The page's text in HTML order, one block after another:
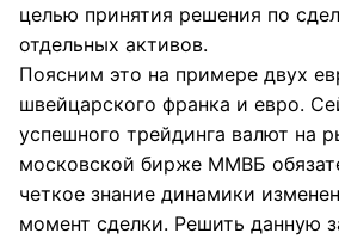
целью принятия решения по
отдельных активов.
Поясним это на примере двух
швейцарского франка и евро.
успешного трейдинга валют на
московской бирже ММВБ
четкое знание динамики
момент сделки. Решить данную